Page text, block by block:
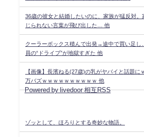
36歳の彼女と結婚したいのに、家族が猛反対。
じられない言葉が飛び出した… 他
クーラーボックス積んで出発→途中で買い足
員の“ドライブ”が地獄すぎた 他
【画像】長濱ねる(27歳)の乳がヤバイと話題に
万バズｗｗｗｗｗｗｗｗｗｗ 他
Powered by livedoor 相互RSS
ゾッとして、ほろりとする奇妙な物語。